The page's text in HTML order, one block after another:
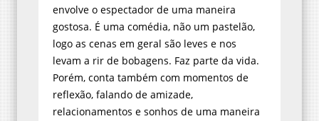
envolve o espectador de uma maneira
gostosa. É uma comédia, não um pastelão,
logo as cenas em geral são leves e nos
levam a rir de bobagens. Faz parte da vida.
Porém, conta também com momentos de
reflexão, falando de amizade,
relacionamentos e sonhos de uma maneira